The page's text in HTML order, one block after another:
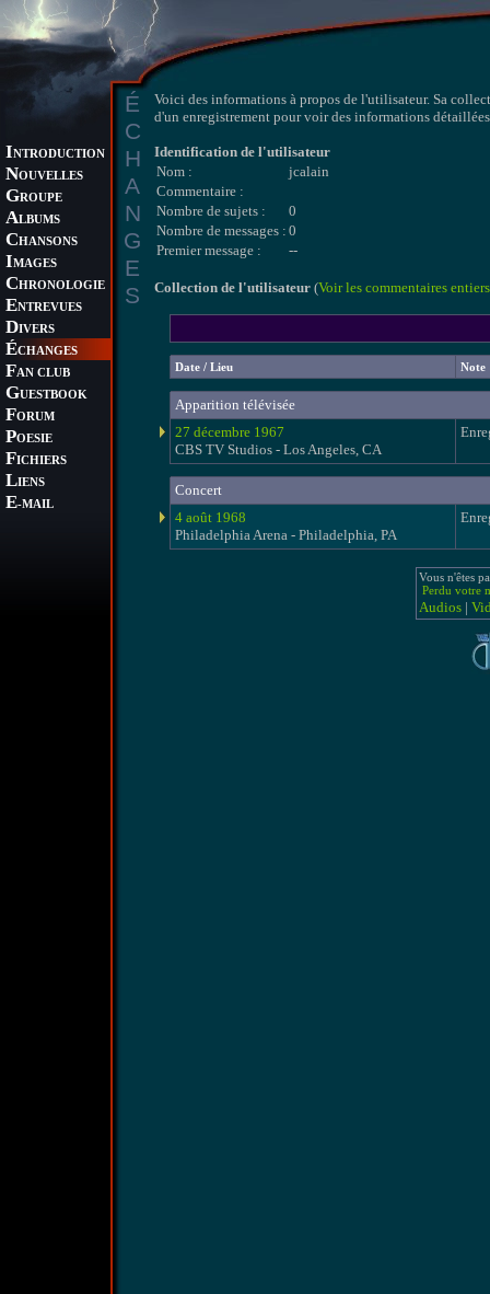
INTRODUCTION
NOUVELLES
GROUPE
ALBUMS
CHANSONS
IMAGES
CHRONOLOGIE
ENTREVUES
DIVERS
ÉCHANGES
FAN CLUB
GUESTBOOK
FORUM
POESIE
FICHIERS
LIENS
E-MAIL
É
C
H
A
N
G
E
S
Voici des informations à propos de l'utilisateur. Sa
d'un enregistrement pour voir des informations
Identification de l'utilisateur
Nom :
jcalain
Commentaire :
Nombre de sujets :
0
Nombre de messages : 0
Premier message :
--
Collection de l'utilisateur (Voir les commentaires entiers
Date / Lieu Note
Apparition télévisée
27 décembre 1967
CBS TV Studios - Los Angeles, CA
Concert
4 août 1968
Philadelphia Arena - Philadelphia, PA
Vous n'êtes
Perdu votre
Audios|